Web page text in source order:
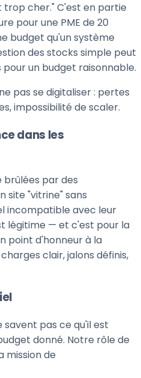
trop cher." C'est en partie
pour une PME de 20
budget qu'un système
des stocks simple peut
un budget raisonnable.
pas se digitaliser : pertes
impossibilité de scaler.
dans les
par des
site "vitrine" sans
incompatible avec leur
légitime — et c'est pour la
point d'honneur à la
clair, jalons définis,
savent pas ce qu'il est
donné. Notre rôle de
mission de